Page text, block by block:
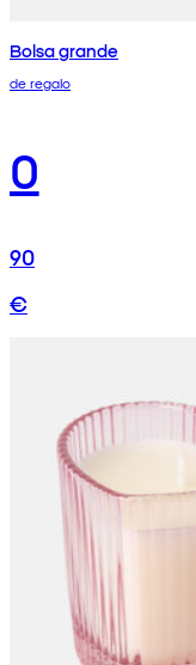
Bolsa grande
de regalo
0
90
€